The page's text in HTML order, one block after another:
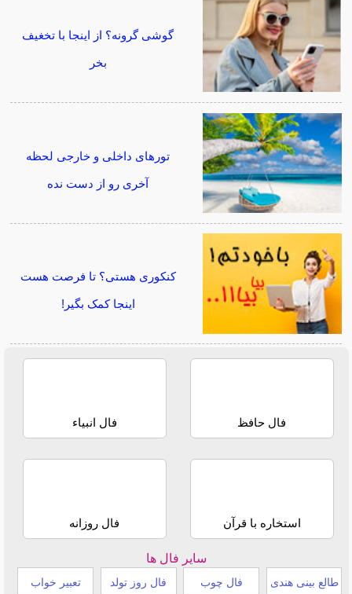
گوشی گرونه؟ از اینجا با تخغیف
بخر
تورهای داخلی و خارجی لحظه
آخری رو از دست نده
کنکوری هستی؟ تا فرصت هست
اینجا کمک بگیر!
فال حافظ فال انبیاء
استخاره با قرآن فال روزانه
سایر فال ها
طالع بینی هندی فال چوب فال روز تولد تعبیر خواب